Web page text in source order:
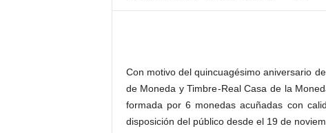
Con motivo del quincuagésimo aniversario
de Moneda y Timbre-Real Casa de la
formada por 6 monedas acuñadas con
disposición del público desde el 19 de